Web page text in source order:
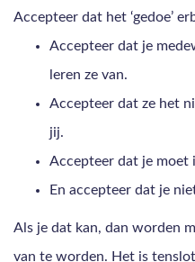
Accepteer dat het ‘gedoe’
Accepteer dat je
leren ze van.
Accepteer dat ze het
jij.
Accepteer dat je moet
En accepteer dat je
Als je dat kan, dan worden
van te worden. Het is